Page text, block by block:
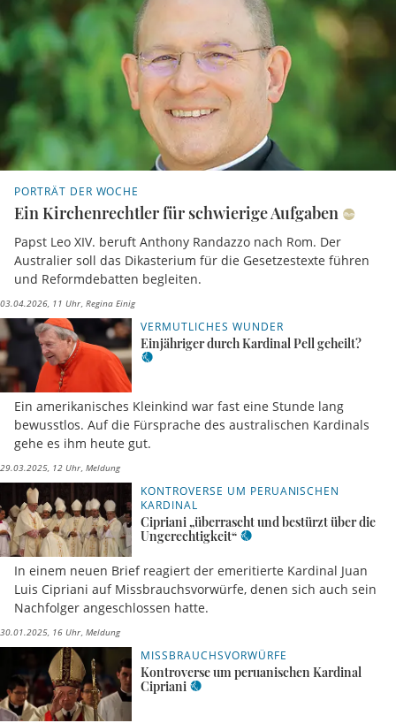
PORTRÄT DER WOCHE
Ein Kirchenrechtler für schwierige Aufgaben
Papst Leo XIV. beruft Anthony Randazzo nach Rom. Der
Australier soll das Dikasterium für die Gesetzestexte führen
und Reformdebatten begleiten.
03.04.2026, 11 Uhr Regina Einig
VERMUTLICHES WUNDER
Einjähriger durch Kardinal Pell geheilt?
Ein amerikanisches Kleinkind war fast eine Stunde lang
bewusstlos. Auf die Fürsprache des australischen Kardinals
gehe es ihm heute gut.
29.03.2025, 12 Uhr Meldung
KONTROVERSE UM PERUANISCHEN
KARDINAL
Cipriani „überrascht und bestürzt über die
Ungerechtigkeit“
In einem neuen Brief reagiert der emeritierte Kardinal Juan
Luis Cipriani auf Missbrauchsvorwürfe, denen sich auch sein
Nachfolger angeschlossen hatte.
30.01.2025, 16 Uhr Meldung
MISSBRAUCHSVORWÜRFE
Kontroverse um peruanischen Kardinal
Cipriani